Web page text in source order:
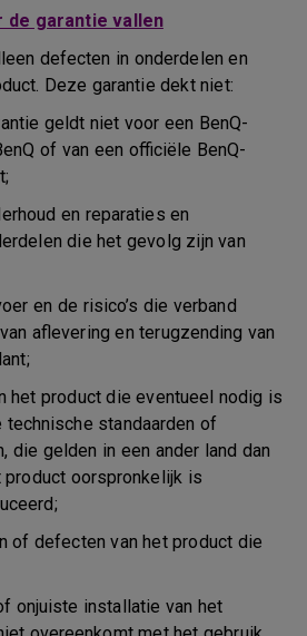
de garantie vallen
defecten in onderdelen en
Deze garantie dekt niet:
geldt niet voor een BenQ-
of van een officiële BenQ-
en reparaties en
die het gevolg zijn van
en de risico’s die verband
aflevering en terugzending van
het product die eventueel nodig is
standaarden of
die gelden in een ander land dan
product oorspronkelijk is
of defecten van het product die
onjuiste installatie van het